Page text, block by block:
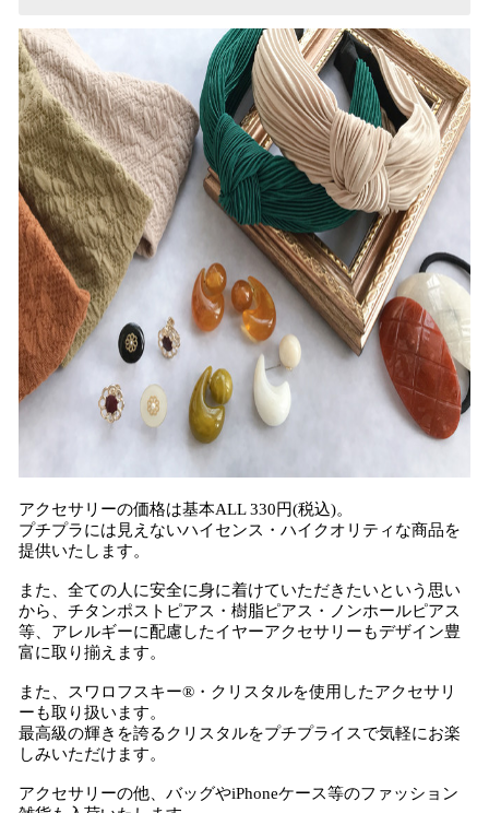
アクセサリーの価格は基本ALL 330円(税込)。
プチプラには見えないハイセンス・ハイクオリティな商品を
提供いたします。
また、全ての人に安全に身に着けていただきたいという思い
から、チタンポストピアス・樹脂ピアス・ノンホールピアス
等、アレルギーに配慮したイヤーアクセサリーもデザイン豊
富に取り揃えます。
また、スワロフスキー®・クリスタルを使用したアクセサリ
ーも取り扱います。
最高級の輝きを誇るクリスタルをプチプライスで気軽にお楽
しみいただけます。
アクセサリーの他、バッグやiPhoneケース等のファッション